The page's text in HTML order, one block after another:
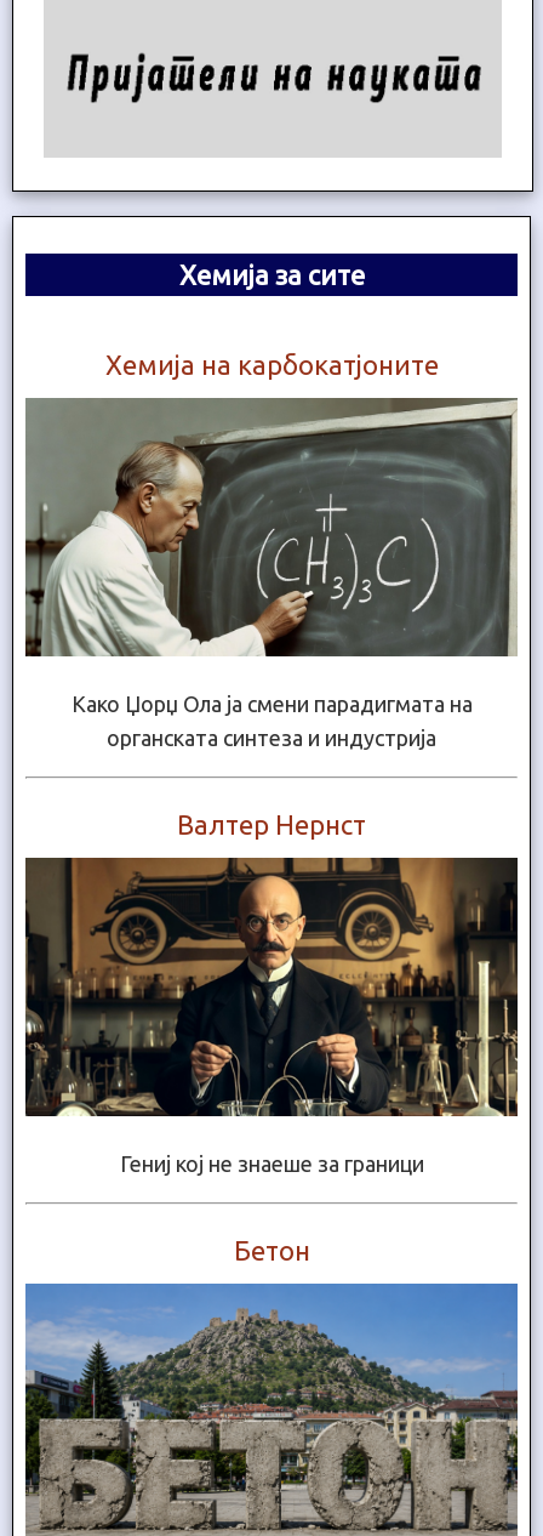
Хемија за сите
Хемија на карбокатјоните
Како Џорџ Ола ја смени парадигмата на
органската синтеза и индустрија
Валтер Нернст
Гениј кој не знаеше за граници
Бетон